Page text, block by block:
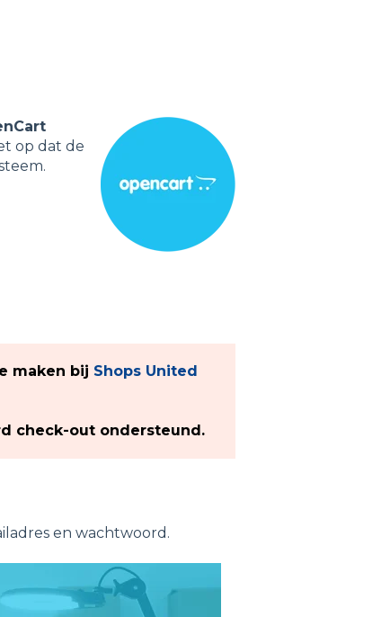
op dat de
maken bij Shops United
check-out ondersteund.
en wachtwoord.